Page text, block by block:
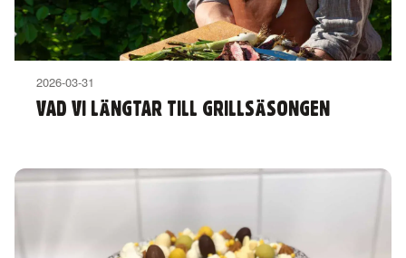
2026-03-31
VAD VI LÄNGTAR TILL GRILLSÄSONGEN